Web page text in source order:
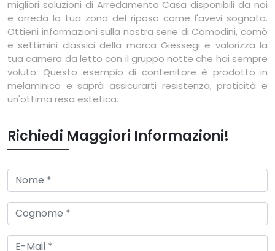
migliori soluzioni di Arredamento Casa disponibili da noi
e arreda la tua zona del riposo come l'avevi sognata.
Ottieni informazioni sulla nostra serie di Comodini, comò
e settimini classici della marca Giessegi e valorizza la
tua camera da letto con il gruppo notte che hai sempre
voluto. Questo esempio di contenitore è prodotto in
melaminico e saprà assicurarti resistenza, praticità e
un'ottima resa estetica.
Richiedi Maggiori Informazioni!